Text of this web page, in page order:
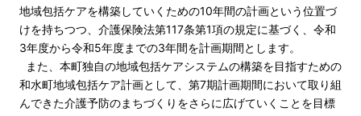
地域包括ケアを構築していくための10年間の計画という位置づ
けを持ちつつ、介護保険法第117条第1項の規定に基づく、令和
3年度から令和5年度までの3年間を計画期間とします。
また、本町独自の地域包括ケアシステムの構築を目指すための
和水町地域包括ケア計画として、第7期計画期間において取り組
んできた介護予防のまちづくりをさらに広げていくことを目標